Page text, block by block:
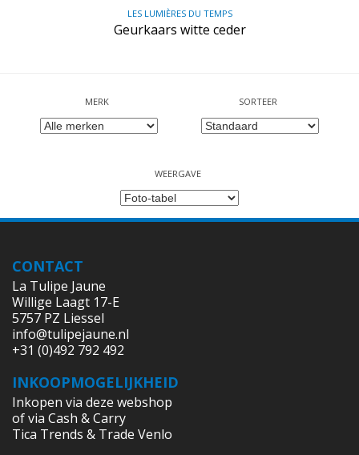
LES LUMIÈRES DU TEMPS
Geurkaars witte ceder
MERK SORTEER
WEERGAVE
CONTACT
La Tulipe Jaune
Willige Laagt 17-E
5757 PZ Liessel
info@tulipejaune.nl
+31 (0)492 792 492
INKOOPMOGELIJKHEID
Inkopen via deze webshop
of via Cash & Carry
Tica Trends & Trade Venlo